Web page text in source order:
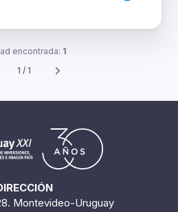
encontrada: 1
1 / 1
Montevideo-Uruguay